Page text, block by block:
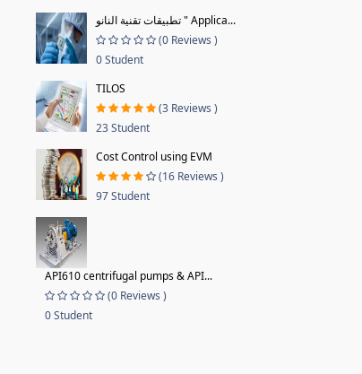
تطبيقات تقنية النانو " Applica...
(0 Reviews )
0 Student
TILOS
(3 Reviews )
23 Student
Cost Control using EVM
(16 Reviews )
97 Student
API610 centrifugal pumps & API...
(0 Reviews )
0 Student